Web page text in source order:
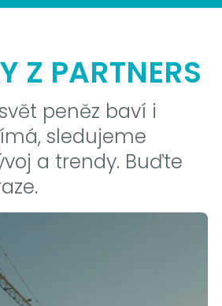
Z PARTNERS
peněz baví i
sledujeme
a trendy. Buďte